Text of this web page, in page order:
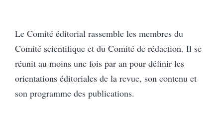
Le Comité éditorial rassemble les membres du
Comité scientifique et du Comité de rédaction. Il se
réunit au moins une fois par an pour définir les
orientations éditoriales de la revue, son contenu et
son programme des publications.